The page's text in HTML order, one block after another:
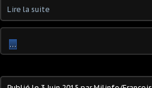
Lire la suite
…